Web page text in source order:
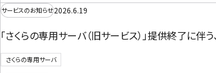
サービスのお知らせ2026.6.19
「さくらの専用サーバ（旧サービス）」提供終了に
さくらの専用サーバ